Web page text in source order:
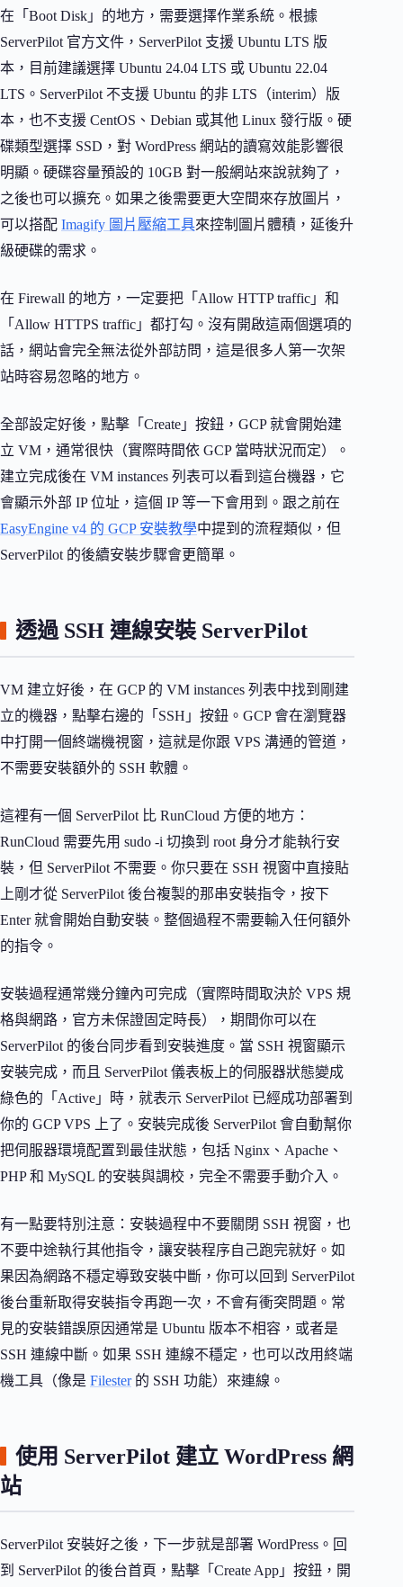
在「Boot Disk」的地方，需要選擇作業系統。根據
ServerPilot 官方文件，ServerPilot 支援 Ubuntu LTS 版
本，目前建議選擇 Ubuntu 24.04 LTS 或 Ubuntu 22.04
LTS。ServerPilot 不支援 Ubuntu 的非 LTS（interim）版
本，也不支援 CentOS、Debian 或其他 Linux 發行版。硬
碟類型選擇 SSD，對 WordPress 網站的讀寫效能影響很
明顯。硬碟容量預設的 10GB 對一般網站來說就夠了，
之後也可以擴充。如果之後需要更大空間來存放圖片，
可以搭配 Imagify 圖片壓縮工具來控制圖片體積，延後升
級硬碟的需求。
在 Firewall 的地方，一定要把「Allow HTTP traffic」和
「Allow HTTPS traffic」都打勾。沒有開啟這兩個選項的
話，網站會完全無法從外部訪問，這是很多人第一次架
站時容易忽略的地方。
全部設定好後，點擊「Create」按鈕，GCP 就會開始建
立 VM，通常很快（實際時間依 GCP 當時狀況而定）。
建立完成後在 VM instances 列表可以看到這台機器，它
會顯示外部 IP 位址，這個 IP 等一下會用到。跟之前在
EasyEngine v4 的 GCP 安裝教學中提到的流程類似，但
ServerPilot 的後續安裝步驟會更簡單。
透過 SSH 連線安裝 ServerPilot
VM 建立好後，在 GCP 的 VM instances 列表中找到剛建
立的機器，點擊右邊的「SSH」按鈕。GCP 會在瀏覽器
中打開一個終端機視窗，這就是你跟 VPS 溝通的管道，
不需要安裝額外的 SSH 軟體。
這裡有一個 ServerPilot 比 RunCloud 方便的地方：
RunCloud 需要先用 sudo -i 切換到 root 身分才能執行安
裝，但 ServerPilot 不需要。你只要在 SSH 視窗中直接貼
上剛才從 ServerPilot 後台複製的那串安裝指令，按下
Enter 就會開始自動安裝。整個過程不需要輸入任何額外
的指令。
安裝過程通常幾分鐘內可完成（實際時間取決於 VPS 規
格與網路，官方未保證固定時長），期間你可以在
ServerPilot 的後台同步看到安裝進度。當 SSH 視窗顯示
安裝完成，而且 ServerPilot 儀表板上的伺服器狀態變成
綠色的「Active」時，就表示 ServerPilot 已經成功部署到
你的 GCP VPS 上了。安裝完成後 ServerPilot 會自動幫你
把伺服器環境配置到最佳狀態，包括 Nginx、Apache、
PHP 和 MySQL 的安裝與調校，完全不需要手動介入。
有一點要特別注意：安裝過程中不要關閉 SSH 視窗，也
不要中途執行其他指令，讓安裝程序自己跑完就好。如
果因為網路不穩定導致安裝中斷，你可以回到 ServerPilot
後台重新取得安裝指令再跑一次，不會有衝突問題。常
見的安裝錯誤原因通常是 Ubuntu 版本不相容，或者是
SSH 連線中斷。如果 SSH 連線不穩定，也可以改用終端
機工具（像是 Filester的 SSH 功能）來連線。
使用 ServerPilot 建立 WordPress 網
站
ServerPilot 安裝好之後，下一步就是部署 WordPress。回
到 ServerPilot 的後台首頁，點擊「Create App」按鈕，開